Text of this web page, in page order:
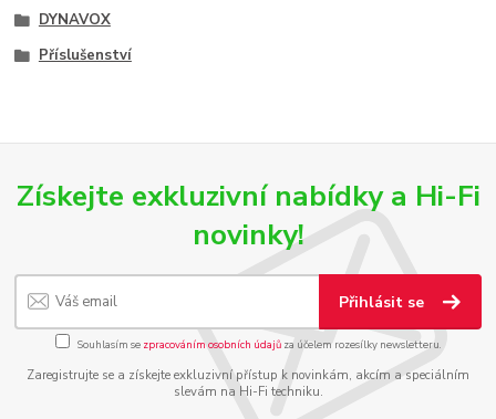
DYNAVOX
Příslušenství
Získejte exkluzivní nabídky a Hi-Fi
novinky!
Přihlásit se
Souhlasím se zpracováním osobních údajůza účelem rozesílky newsletteru.
Zaregistrujte se a získejte exkluzivní přístup k novinkám, akcím a speciálním
slevám na Hi-Fi techniku.